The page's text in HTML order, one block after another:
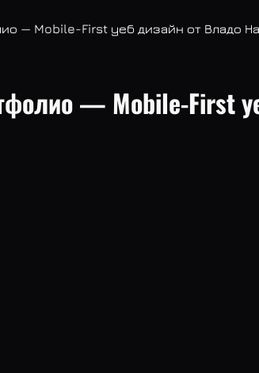
— Mobile-First уеб дизайн от Владо
— Mobile-First